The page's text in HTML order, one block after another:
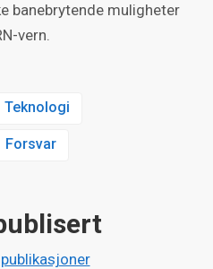
banebrytende muligheter
vern.
Teknologi
Forsvar